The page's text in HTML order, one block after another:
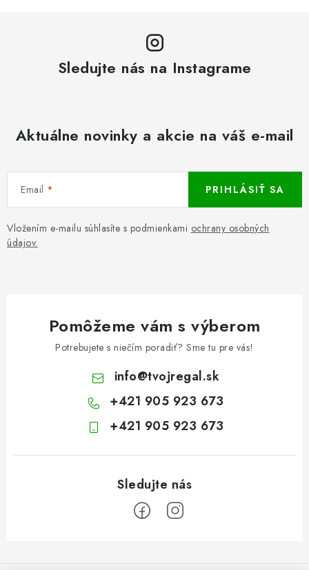
Sledujte nás na Instagrame
Aktuálne novinky a akcie na váš e-mail
Email
Vložením e-mailu súhlasíte s podmienkami ochrany osobných
údajov.
PRIHLÁSIŤ SA
Pomôžeme vám s výberom
Potrebujete s niečím poradiť? Sme tu pre vás!
info@tvojregal.sk
+421 905 923 673
+421 905 923 673